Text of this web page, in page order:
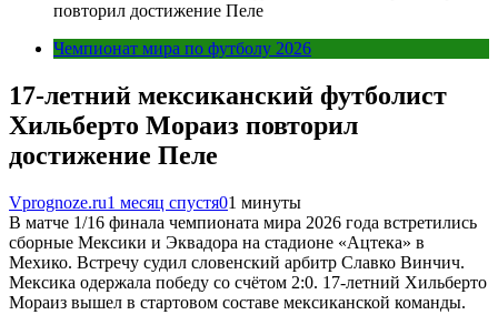
повторил достижение Пеле
Чемпионат мира по футболу 2026
17-летний мексиканский футболист
Хильберто Мораиз повторил
достижение Пеле
Vprognoze.ru1 месяц спустя01 минуты
В матче 1/16 финала чемпионата мира 2026 года встретились
сборные Мексики и Эквадора на стадионе «Ацтека» в
Мехико. Встречу судил словенский арбитр Славко Винчич.
Мексика одержала победу со счётом 2:0. 17-летний Хильберто
Мораиз вышел в стартовом составе мексиканской команды.